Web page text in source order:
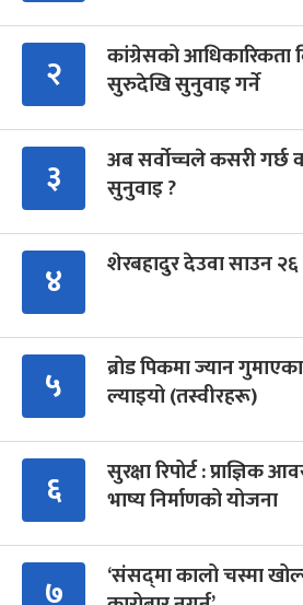
२
कांग्रेसको आधिकारिकता
सुरुदेखि सुनुवाइ गर्ने
३
अब सर्वोच्चले कसरी गर्छ
सुनुवाइ ?
४ शेरबहादुर देउवा साउन
५
ब्रोड पिकमा ज्यान
ल्याइयो (तस्वीरहरू)
६
सुरक्षा रिपोर्ट : प्राज्ञिक
भाष्य निर्माणको योजना
७
‘संसद्‍मा कालो चस्मा